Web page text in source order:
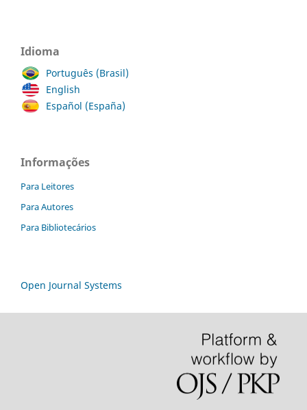
Idioma
Português (Brasil)
English
Español (España)
Informações
Para Leitores
Para Autores
Para Bibliotecários
Open Journal Systems